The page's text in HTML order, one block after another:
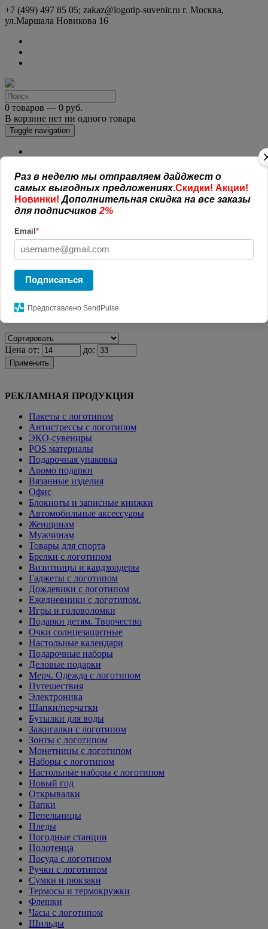
+7 (499) 497 85 05; zakaz@logotip-suvenir.ru г. Москва,
ул.Маршала Новикова 16
0 товаров — 0 руб.
В корзине нет ни одного товара
Toggle navigation
Нанесение логотипа
Рекламная полиграфия
Оплата и доставка
Открытая информация
СОГЛАШЕНИЕ (ОФЕРТА )
Наши работы
Новости
Обратная связь
ГлавнаяКАТАЛОГ СУВЕНИРОВ
логотипомЗажигалка пьезо ISKRA
Фильтр
Цена от: до:
Применить
РЕКЛАМНАЯ ПРОДУКЦИЯ
Пакеты с логотипом
Антистрессы с логотипом
ЭКО-сувениры
POS материалы
Подарочная упаковка
Аромо подарки
Вязанные изделия
Офис
Блокноты и записные книжки
Автомобильные аксессуары
Женщинам
Мужчинам
Товары для спорта
Брелки с логотипом
Визитницы и кардхолдеры
Гаджеты с логотипом
Дождевики с логотипом
Ежедневники с логотипом.
Игры и головоломки
Подарки детям. Творчество
Очки солнцезащитные
Настольные календари
Подарочные наборы
Деловые подарки
Мерч. Одежда с логотипом
Путешествия
Электроника
Шапки/перчатки
Бутылки для воды
Зажигалки с логотипом
Зонты с логотипом
Монетницы с логотипом
Наборы с логотипом
Настольные наборы с логотипом
Новый год
Открывалки
Папки
Пепельницы
Пледы
Погодные станции
Полотенца
Посуда с логотипом
Ручки с логотипом
Сумки и рюкзаки
Термосы и термокружки
Флешки
Часы с логотипом
Шильды
Раз в неделю мы отправляем дайджест о
самых выгодных предложениях.Скидки! Акции!
Новинки!Дополнительная скидка на все заказы
для подписчиков 2%
Email*
Подписаться
Предоставлено SendPulse